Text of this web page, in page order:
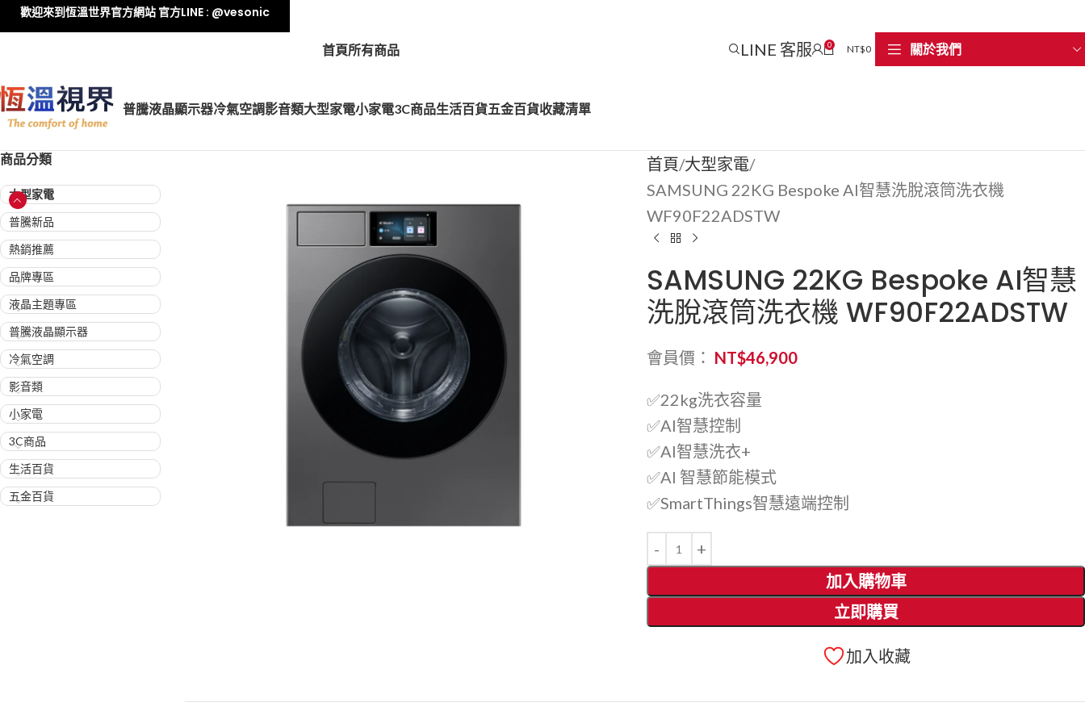
首頁所有商品 LINE 客服 0 NT$0 關於我們
普騰液晶顯示器冷氣空調影音類大型家電小家電3C商品生活百貨五金百貨收藏清單
商品分類
大型家電
普騰新品
熱銷推薦
品牌專區
液晶主題專區
普騰液晶顯示器
冷氣空調
影音類
小家電
3C商品
生活百貨
五金百貨
首頁 大型家電
SAMSUNG 22KG Bespoke AI智慧洗脫滾筒洗衣機
WF90F22ADSTW
SAMSUNG 22KG Bespoke AI智慧
洗脫滾筒洗衣機 WF90F22ADSTW
會員價： NT$46,900
✅22kg洗衣容量
✅AI智慧控制
✅AI智慧洗衣+
✅AI 智慧節能模式
✅SmartThings智慧遠端控制
加入購物車
立即購買
加入收藏
歡迎來到恆溫世界官方網站 官方LINE : @vesonic